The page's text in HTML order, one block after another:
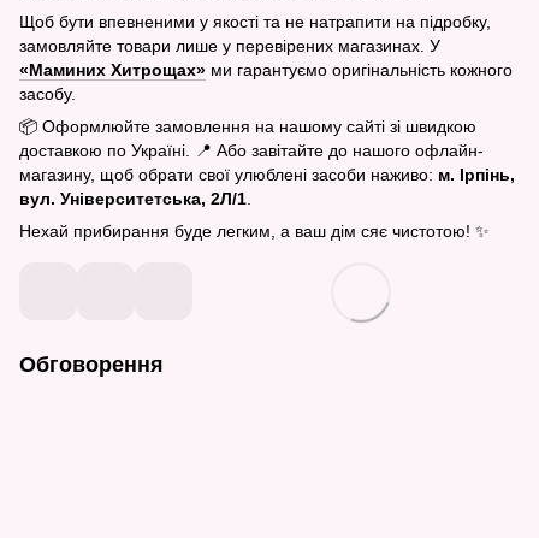
Щоб бути впевненими у якості та не натрапити на підробку,
замовляйте товари лише у перевірених магазинах. У
«Маминих Хитрощах» ми гарантуємо оригінальність кожного
засобу.
📦 Оформлюйте замовлення на нашому сайті зі швидкою
доставкою по Україні. 📍 Або завітайте до нашого офлайн-
магазину, щоб обрати свої улюблені засоби наживо: м. Ірпінь,
вул. Університетська, 2Л/1
Нехай прибирання буде легким, а ваш дім сяє чистотою! ✨
Обговорення